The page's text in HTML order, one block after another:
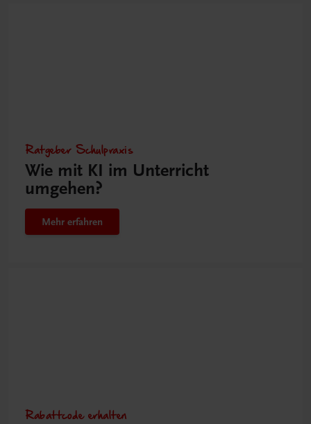
Ratgeber Schulpraxis
Wie mit KI im Unterricht
umgehen?
Mehr erfahren
Rabattcode erhalten